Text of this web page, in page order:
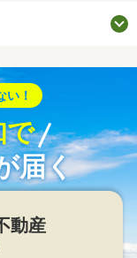
い！
で
届く
動産